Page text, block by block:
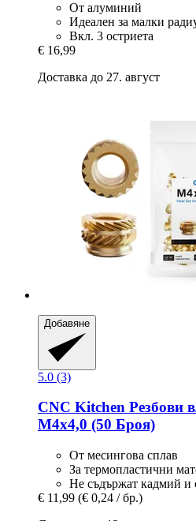
От алуминий
Идеален за малки
Вкл. 3 остриета
€ 16,99
Доставка до 27. август
Добавяне
5.0 (3)
CNC Kitchen Резбови
M4x4,0 (50 Броя)
От месингова сплав
За термопластични
Не съдържат кадмий и
€ 11,99 (€ 0,24 / бр.)